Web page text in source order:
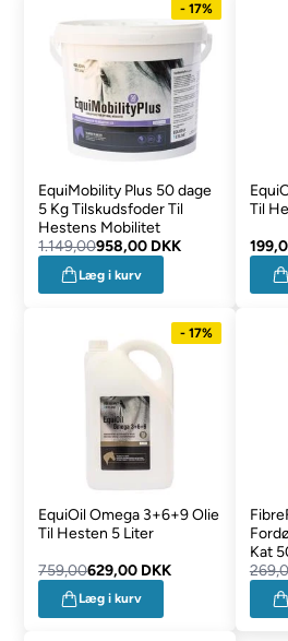
- 17%
EquiMobility Plus 50 dage
5 Kg Tilskudsfoder Til
Hestens Mobilitet
1.149,00958,00 DKK
Læg i kurv
Til
- 17%
EquiOil Omega 3+6+9 Olie
Til Hesten 5 Liter
759,00629,00 DKK
Læg i kurv
Kat